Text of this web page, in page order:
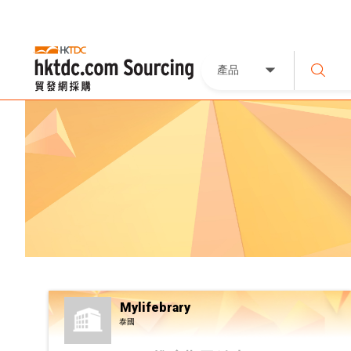
產品
Mylifebrary
泰國